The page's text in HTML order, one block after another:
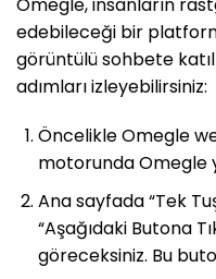
edebileceği bir
görüntülü sohbete
adımları izleyebilirsiniz:
Öncelikle Omegle
motorunda Omegle
Ana sayfada “Tek
“Aşağıdaki Butona
göreceksiniz. Bu